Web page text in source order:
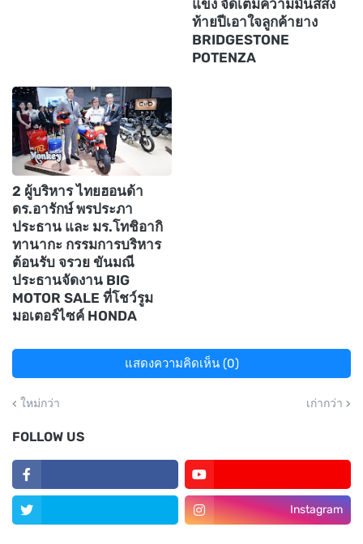
แข่ง จัดเต็มความมันส์ส่ง
ท้ายปีเอาใจลูกค้ายาง
BRIDGESTONE
POTENZA
2 ผู้บริหาร ไทยฮอนด้า
ดร.อารักษ์ พรประภา
ประธาน และ มร.โทชิอากิ
ทานากะ กรรมการบริหาร
ต้อนรับ จรวย ขันมณี
ประธานจัดงาน BIG
MOTOR SALE ที่โชว์รูม
มอเตอร์ไซค์ HONDA
แสดงความคิดเห็น (0)
ใหม่กว่า เก่ากว่า
FOLLOW US
Instagram